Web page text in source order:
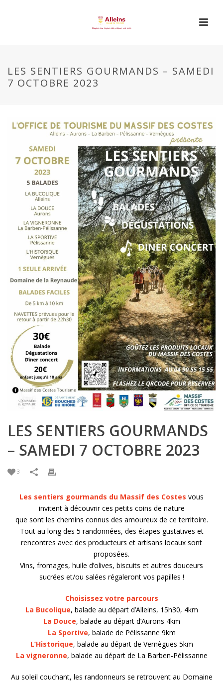
LES SENTIERS GOURMANDS – SAMEDI
7 OCTOBRE 2023
LES SENTIERS GOURMANDS
– SAMEDI 7 OCTOBRE 2023
3
Les sentiers gourmands du Massif des Costes vous
invitent à découvrir ces petits coins de nature
que sont les chemins connus des amoureux de ce territoire.
Tout au long des 5 randonnées, des étapes gustatives et
rencontres avec des producteurs et artisans locaux sont
proposées.
Vins, fromages, huile d’olives, biscuits et autres douceurs
sucrées et/ou salées régaleront vos papilles !
Choisissez votre parcours
La Bucolique, balade au départ d’Alleins, 15h30, 4km
La Douce, balade au départ d’Aurons 4km
La Sportive, balade de Pélissanne 9km
L’Historique, balade au départ de Vernègues 5km
La vigneronne, balade au départ de La Barben-Pélissanne
Au soleil couchant, les randonneurs se retrouvent au Domaine